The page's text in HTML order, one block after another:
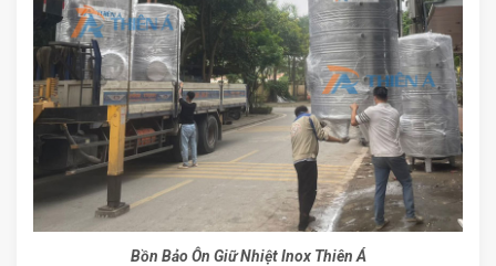
Bồn Bảo Ôn Giữ Nhiệt Inox Thiên Á